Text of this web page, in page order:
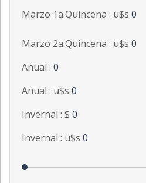
Marzo 1a.Quincena : u$s 0
Marzo 2a.Quincena : u$s 0
Anual : 0
Anual : u$s 0
Invernal : $ 0
Invernal : u$s 0